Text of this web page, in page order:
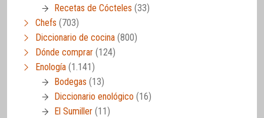
Recetas de Cócteles (33)
Chefs (703)
Diccionario de cocina (800)
Dónde comprar (124)
Enología (1.141)
Bodegas (13)
Diccionario enológico (16)
El Sumiller (11)